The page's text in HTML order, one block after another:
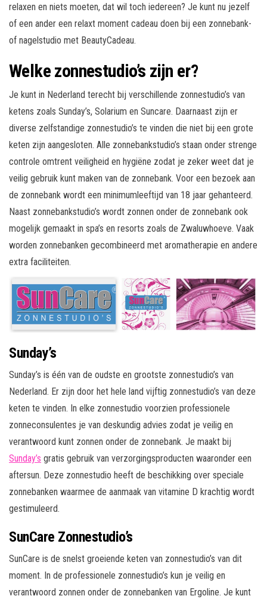
relaxen en niets moeten, dat wil toch iedereen? Je kunt nu jezelf
of een ander een relaxt moment cadeau doen bij een zonnebank-
of nagelstudio met BeautyCadeau.
Welke zonnestudio’s zijn er?
Je kunt in Nederland terecht bij verschillende zonnestudio’s van
ketens zoals Sunday’s, Solarium en Suncare. Daarnaast zijn er
diverse zelfstandige zonnestudio’s te vinden die niet bij een grote
keten zijn aangesloten. Alle zonnebankstudio’s staan onder strenge
controle omtrent veiligheid en hygiëne zodat je zeker weet dat je
veilig gebruik kunt maken van de zonnebank. Voor een bezoek aan
de zonnebank wordt een minimumleeftijd van 18 jaar gehanteerd.
Naast zonnebankstudio’s wordt zonnen onder de zonnebank ook
mogelijk gemaakt in spa’s en resorts zoals de Zwaluwhoeve. Vaak
worden zonnebanken gecombineerd met aromatherapie en andere
extra faciliteiten.
Sunday’s
Sunday’s is één van de oudste en grootste zonnestudio’s van
Nederland. Er zijn door het hele land vijftig zonnestudio’s van deze
keten te vinden. In elke zonnestudio voorzien professionele
zonneconsulentes je van deskundig advies zodat je veilig en
verantwoord kunt zonnen onder de zonnebank. Je maakt bij
Sunday’s gratis gebruik van verzorgingsproducten waaronder een
aftersun. Deze zonnestudio heeft de beschikking over speciale
zonnebanken waarmee de aanmaak van vitamine D krachtig wordt
gestimuleerd.
SunCare Zonnestudio’s
SunCare is de snelst groeiende keten van zonnestudio’s van dit
moment. In de professionele zonnestudio’s kun je veilig en
verantwoord zonnen onder de zonnebanken van Ergoline. Je kunt